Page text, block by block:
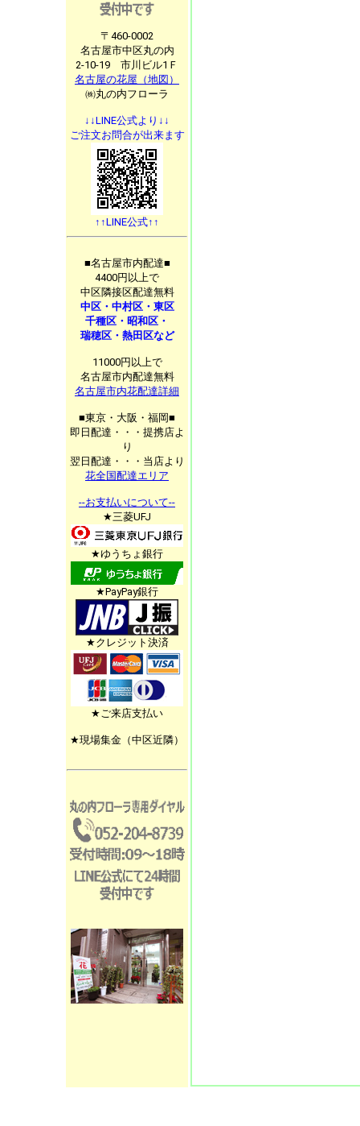
〒460-0002
名古屋市中区丸の内
2-10-19 市川ビル1Ｆ
名古屋の花屋（地図）
㈱丸の内フローラ
↓↓LINE公式より↓↓
ご注文お問合が出来ます
↑↑LINE公式↑↑
■名古屋市内配達■
4400円以上で
中区隣接区配達無料
中区・中村区・東区
千種区・昭和区・
瑞穂区・熱田区など
11000円以上で
名古屋市内配達無料
名古屋市内花配達詳細
■東京・大阪・福岡■
即日配達・・・提携店よ
り
翌日配達・・・当店より
花全国配達エリア
--お支払いについて--
★三菱UFJ
★ゆうちょ銀行
★PayPay銀行
★クレジット決済
★ご来店支払い
★現場集金（中区近隣）